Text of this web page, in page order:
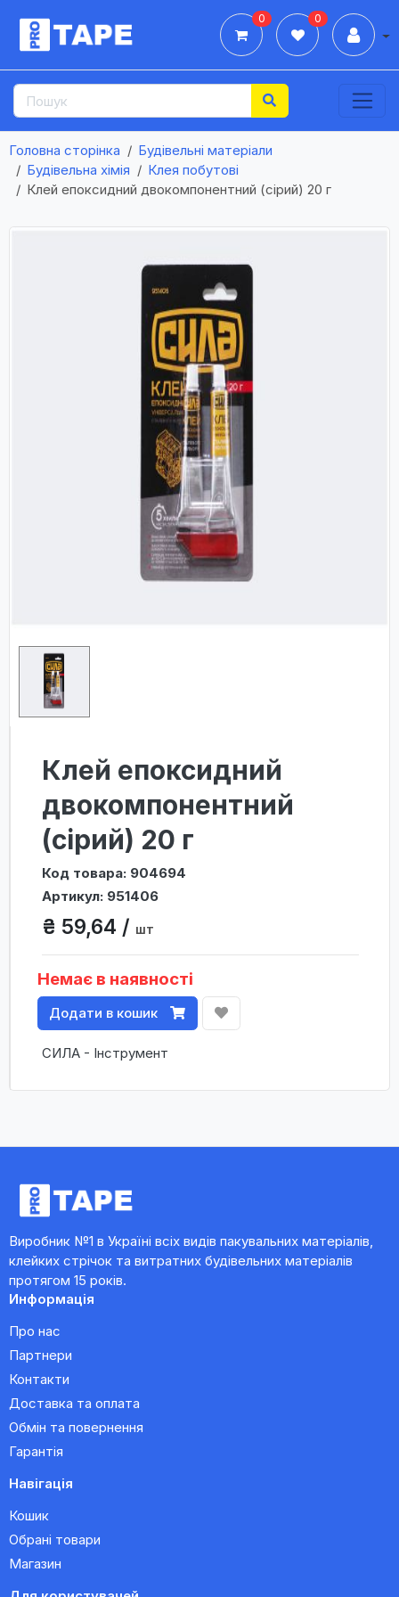
0 0
Головна сторінка
Будівельні матеріали
Будівельна хімія
Клея побутові
Клей епоксидний двокомпонентний (сірий) 20 г
Клей епоксидний
двокомпонентний
(сірий) 20 г
Код товара: 904694
Артикул: 951406
₴ 59,64 / шт
Немає в наявності
Додати в кошик
СИЛА - Інструмент
Виробник №1 в Україні всіх видів пакувальних матеріалів,
клейких стрічок та витратних будівельних матеріалів
протягом 15 років.
Информація
Про нас
Партнери
Контакти
Доставка та оплата
Обмін та повернення
Гарантія
Навігація
Кошик
Обрані товари
Магазин